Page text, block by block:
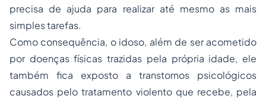
precisa de ajuda para realizar até mesmo as mais
simples tarefas.
Como consequência, o idoso, além de ser acometido
por doenças físicas trazidas pela própria idade, ele
também fica exposto a transtornos psicológicos
causados pelo tratamento violento que recebe, pela